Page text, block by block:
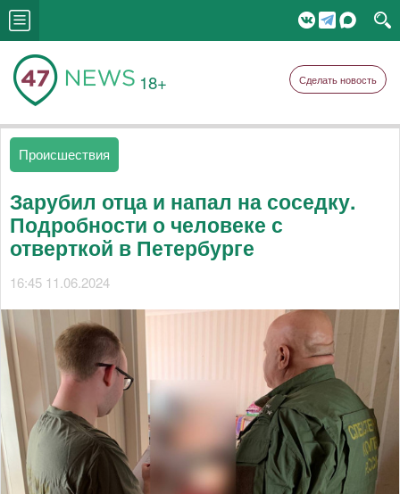
18+ Сделать новость
Происшествия
Зарубил отца и напал на соседку.
Подробности о человеке с
отверткой в Петербурге
16:45 11.06.2024